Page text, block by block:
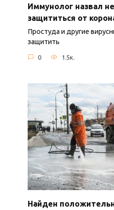
Иммунолог назвал
защититься от
Простуда и другие
защитить
0 1.5к.
Найден